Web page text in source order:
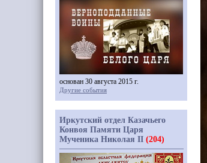
основан 30 августа 2015 г.
Другие события
Иркутский отдел Казачьего
Конвоя Памяти Царя
Мученика Николая II (204)